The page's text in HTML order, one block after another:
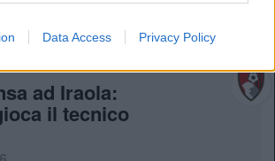
Data Access Privacy Policy
di quasi …
Continued
ad Iraola:
il tecnico